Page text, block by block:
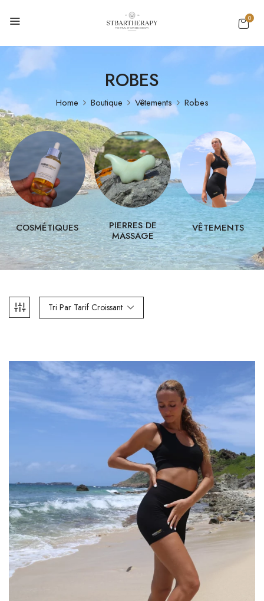
0
ROBES
Home Boutique Vêtements Robes
COSMÉTIQUES
PIERRES DE
MASSAGE
VÊTEMENTS
Tri Par Tarif Croissant